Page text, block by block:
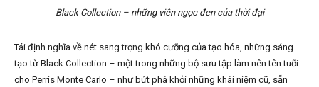
Black Collection – những viên ngọc đen của thời đại
Tái định nghĩa về nét sang trọng khó cưỡng của tạo hóa, những sáng
tạo từ Black Collection – một trong những bộ sưu tập làm nên tên tuổi
cho Perris Monte Carlo – như bứt phá khỏi những khái niệm cũ, sẵn